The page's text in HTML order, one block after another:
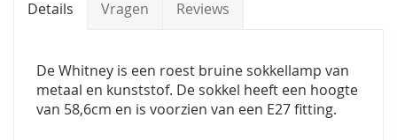
Details Vragen Reviews
De Whitney is een roest bruine sokkellamp van
metaal en kunststof. De sokkel heeft een hoogte
van 58,6cm en is voorzien van een E27 fitting.